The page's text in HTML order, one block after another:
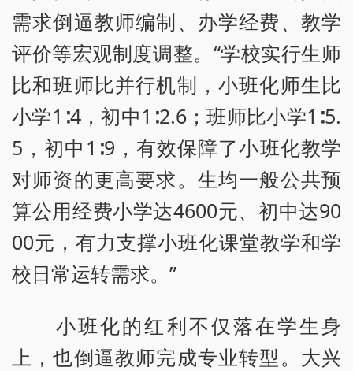
需求倒逼教师编制、办学经费、教学
评价等宏观制度调整。“学校实行生师
比和班师比并行机制，小班化师生比
小学1∶4，初中1∶2.6；班师比小学1∶5.
5，初中1∶9，有效保障了小班化教学
对师资的更高要求。生均一般公共预
算公用经费小学达4600元、初中达90
00元，有力支撑小班化课堂教学和学
校日常运转需求。”
小班化的红利不仅落在学生身
上，也倒逼教师完成专业转型。大兴